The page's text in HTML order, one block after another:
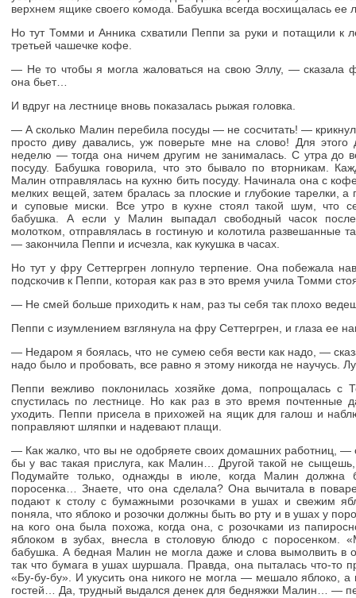
верхнем ящике своего комода. Бабушка всегда восхищалась ее
Но тут Томми и Анника схватили Пеппи за руки и потащили к
третьей чашечке кофе.
— Не то чтобы я могла жаловаться на свою Эллу, — сказала
она бьет…
И вдруг на лестнице вновь показалась рыжая головка.
— А сколько Малин перебила посуды — не сосчитать! —
просто диву давались, уж поверьте мне на слово! Для
неделю — тогда она ничем другим не занималась. С утра до
посуду. Бабушка говорила, что это бывало по вторникам.
Малин отправлялась на кухню бить посуду. Начинала она с
мелких вещей, затем бралась за плоские и глубокие тарелки,
и суповые миски. Все утро в кухне стоял такой шум, что
бабушка. А если у Малин выпадал свободный часок
молотком, отправлялась в гостиную и колотила развешанные
— закончила Пеппи и исчезла, как кукушка в часах.
Но тут у фру Сеттергрен лопнуло терпение. Она побежала
подскочив к Пеппи, которая как раз в это время учила Томми
— Не смей больше приходить к нам, раз ты себя так плохо
Пеппи с изумлением взглянула на фру Сеттергрен, и глаза ее
— Недаром я боялась, что не сумею себя вести как надо, —
надо было и пробовать, все равно я этому никогда не научусь.
Пеппи вежливо поклонилась хозяйке дома, попрощалась
спустилась по лестнице. Но как раз в это время почтенные
уходить. Пеппи присела в прихожей на ящик для галош и
поправляют шляпки и надевают плащи.
— Как жалко, что вы не одобряете своих домашних работниц, —
бы у вас такая прислуга, как Малин… Другой такой не
Подумайте только, однажды в июле, когда Малин должна
поросенка… Знаете, что она сделала? Она вычитала в
подают к столу с бумажными розочками в ушах и свежим
поняла, что яблоко и розочки должны быть во рту и в ушах у
на кого она была похожа, когда она, с розочками из
яблоком в зубах, внесла в столовую блюдо с поросенком.
бабушка. А бедная Малин не могла даже и слова вымолвить в
так что бумага в ушах шуршала. Правда, она пыталась что-то
«Бу-бу-бу». И укусить она никого не могла — мешало яблоко, а
гостей… Да, трудный выдался денек для бедняжки Малин… —